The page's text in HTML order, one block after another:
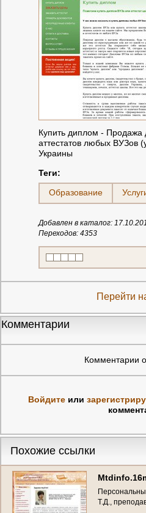
Купить диплом - Продажа
аттестатов любых ВУЗов
Украины
Теги:
Образование
Добавлен в каталог:
Переходов: 4353
Перейти
Комментарии
Комментарии
Войдитеили
Похожие ссылки
Т.Д.,